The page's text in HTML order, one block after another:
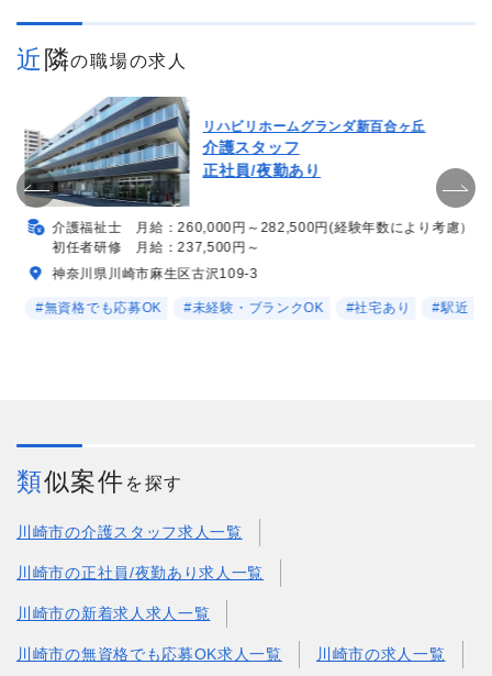
近隣の職場の求人
リハビリホームグランダ新百合ヶ丘
介護スタッフ
正社員/夜勤あり
介護福祉士 月給：260,000円～282,500円(経験年数により考慮）
初任者研修 月給：237,500円～
神奈川県川崎市麻生区古沢109-3
#無資格でも応募OK #未経験・ブランクOK #社宅あり #駅近
類似案件 を探す
川崎市の介護スタッフ求人一覧
川崎市の正社員/夜勤あり求人一覧
川崎市の新着求人求人一覧
川崎市の無資格でも応募OK求人一覧 川崎市の求人一覧